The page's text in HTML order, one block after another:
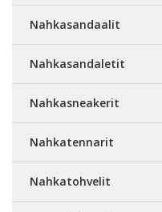
Nahkasandaalit
Nahkasandaletit
Nahkasneakerit
Nahkatennarit
Nahkatohvelit